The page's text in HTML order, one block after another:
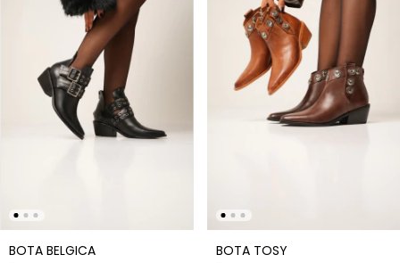
BOTA BELGICA BOTA TOSY